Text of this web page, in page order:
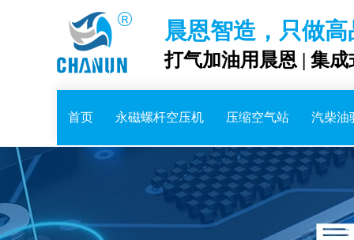
晨恩智造，只做
打气加油用晨恩 | 集
首页 永磁螺杆空压机 压缩空气站 汽柴油